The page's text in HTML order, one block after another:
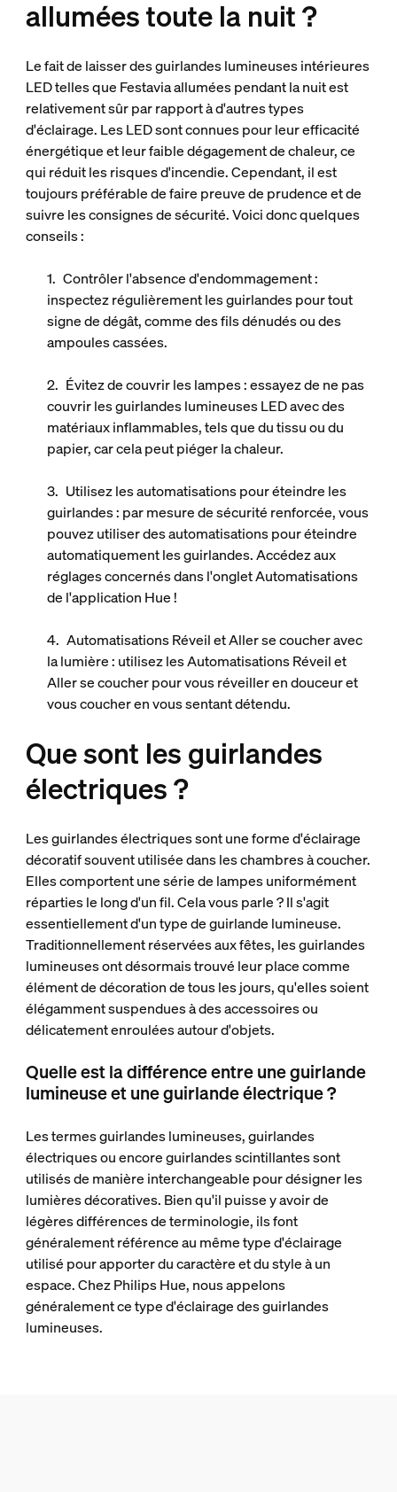
allumées toute la nuit ?
Le fait de laisser des guirlandes lumineuses intérieures
LED telles que Festavia allumées pendant la nuit est
relativement sûr par rapport à d'autres types
d'éclairage. Les LED sont connues pour leur efficacité
énergétique et leur faible dégagement de chaleur, ce
qui réduit les risques d'incendie. Cependant, il est
toujours préférable de faire preuve de prudence et de
suivre les consignes de sécurité. Voici donc quelques
conseils :
Contrôler l'absence d'endommagement :
inspectez régulièrement les guirlandes pour tout
signe de dégât, comme des fils dénudés ou des
ampoules cassées.
Évitez de couvrir les lampes :essayez de ne pas
couvrir les guirlandes lumineuses LED avec des
matériaux inflammables, tels que du tissu ou du
papier, car cela peut piéger la chaleur.
Utilisez les automatisations pour éteindre les
guirlandes : par mesure de sécurité renforcée, vous
pouvez utiliser des automatisations pour éteindre
automatiquement les guirlandes. Accédez aux
réglages concernés dans l'onglet Automatisations
de l'application Hue !
Automatisations Réveil et Aller se coucher avec
la lumière : utilisez les Automatisations Réveil et
Aller se coucher pour vous réveiller en douceur et
vous coucher en vous sentant détendu.
Que sont les guirlandes
électriques ?
Les guirlandes électriques sont une forme d'éclairage
décoratif souvent utilisée dans les chambres à coucher.
Elles comportent une série de lampes uniformément
réparties le long d'un fil. Cela vous parle ? Il s'agit
essentiellement d'un type de guirlande lumineuse.
Traditionnellement réservées aux fêtes, les guirlandes
lumineuses ont désormais trouvé leur place comme
élément de décoration de tous les jours, qu'elles soient
élégamment suspendues à des accessoires ou
délicatement enroulées autour d'objets.
Quelle est la différence entre une guirlande
lumineuse et une guirlande électrique ?
Les termes guirlandes lumineuses, guirlandes
électriques ou encore guirlandes scintillantes sont
utilisés de manière interchangeable pour désigner les
lumières décoratives. Bien qu'il puisse y avoir de
légères différences de terminologie, ils font
généralement référence au même type d'éclairage
utilisé pour apporter du caractère et du style à un
espace. Chez Philips Hue, nous appelons
généralement ce type d'éclairage des guirlandes
lumineuses.